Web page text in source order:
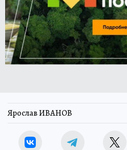
Ярослав ИВАНОВ